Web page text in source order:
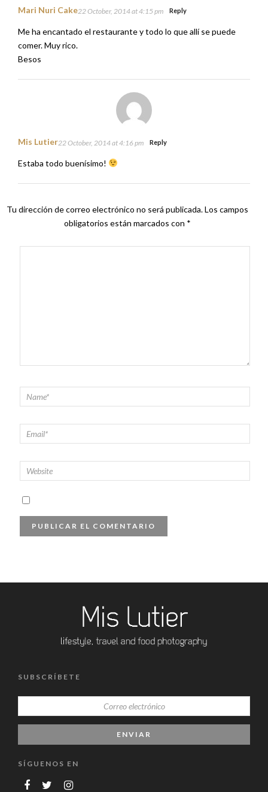
Mari Nuri Cake22 October, 2014 at 4:15 pm Reply
Me ha encantado el restaurante y todo lo que allí se puede
comer. Muy rico.
Besos
Mis Lutier22 October, 2014 at 4:16 pm Reply
Estaba todo buenísimo!
Tu dirección de correo electrónico no será publicada.Los campos
obligatorios están marcados con *
SUBSCRÍBETE
SÍGUENOS EN